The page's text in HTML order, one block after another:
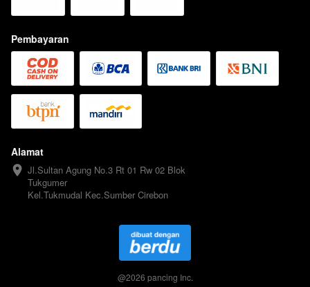
Pembayaran
Alamat
Jl.Sultan Agung No.3 Rt 01 Rw 02 Blok
Tukgumer
Kel.Tukmudal Kec.Sumber Cirebon
@2026 pancing Inc.